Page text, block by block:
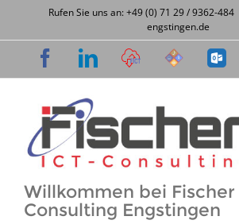
springen
Rufen Sie uns an: +49 (0) 71 29 / 9362-484
engstingen.de
FacebookLinkedIn
CloudSupport
Desk
OWA
Willkommen bei Fischer
Consulting Engstingen